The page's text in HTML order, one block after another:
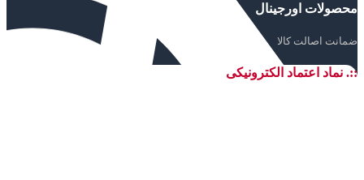
محصولات اورجینال
ضمانت اصالت کالا
::. نماد اعتماد الکترونیکی